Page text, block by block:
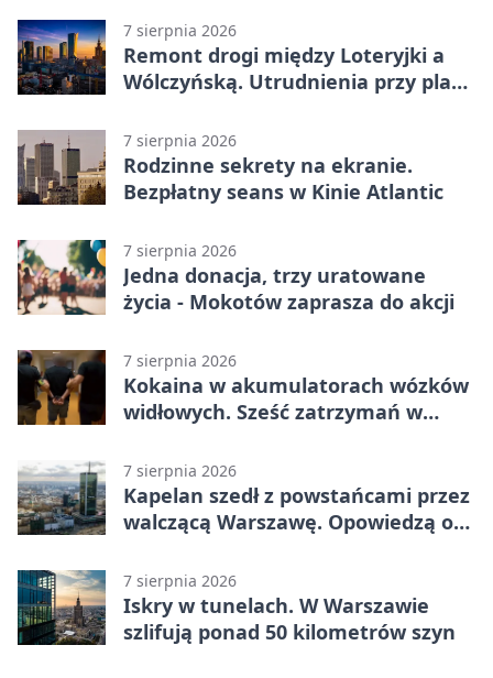
7 sierpnia 2026
Remont drogi między Loteryjki a
Wólczyńską. Utrudnienia przy placu
7 sierpnia 2026
Rodzinne sekrety na ekranie.
Bezpłatny seans w Kinie Atlantic
7 sierpnia 2026
Jedna donacja, trzy uratowane
życia - Mokotów zaprasza do akcji
7 sierpnia 2026
Kokaina w akumulatorach wózków
widłowych. Sześć zatrzymań w
7 sierpnia 2026
Kapelan szedł z powstańcami przez
walczącą Warszawę. Opowiedzą o
7 sierpnia 2026
Iskry w tunelach. W Warszawie
szlifują ponad 50 kilometrów szyn